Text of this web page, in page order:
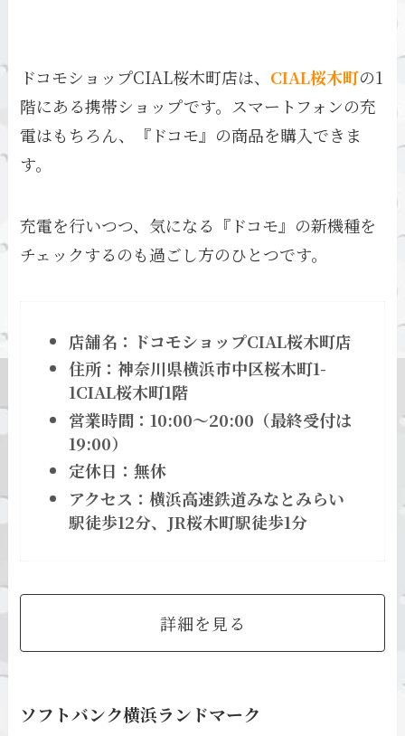
ドコモショップCIAL桜木町店は、 CIAL桜木町の1
階にある携帯ショップです。スマートフォンの充
電はもちろん、『ドコモ』の商品を購入できま
す。
充電を行いつつ、気になる『ドコモ』の新機種を
チェックするのも過ごし方のひとつです。
店舗名：ドコモショップCIAL桜木町店
住所：神奈川県横浜市中区桜木町1-
1CIAL桜木町1階
営業時間：10:00～20:00（最終受付は
19:00）
定休日：無休
アクセス：横浜高速鉄道みなとみらい
駅徒歩12分、JR桜木町駅徒歩1分
詳細を見る
ソフトバンク横浜ランドマーク